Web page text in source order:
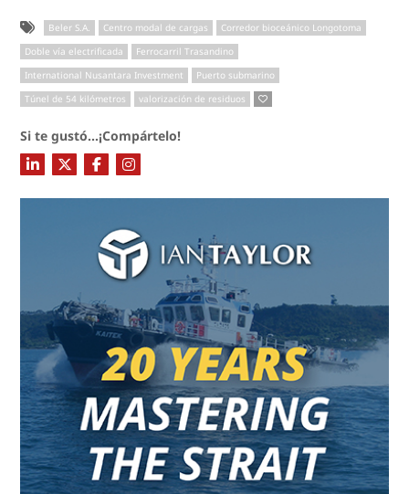
Beler S.A. Centro modal de cargas
Corredor bioceánico Longotoma
Doble vía electrificada
Ferrocarril Trasandino
International Nusantara Investment
Puerto submarino
Túnel de 54 kilómetros
valorización de residuos
Si te gustó...¡Compártelo!